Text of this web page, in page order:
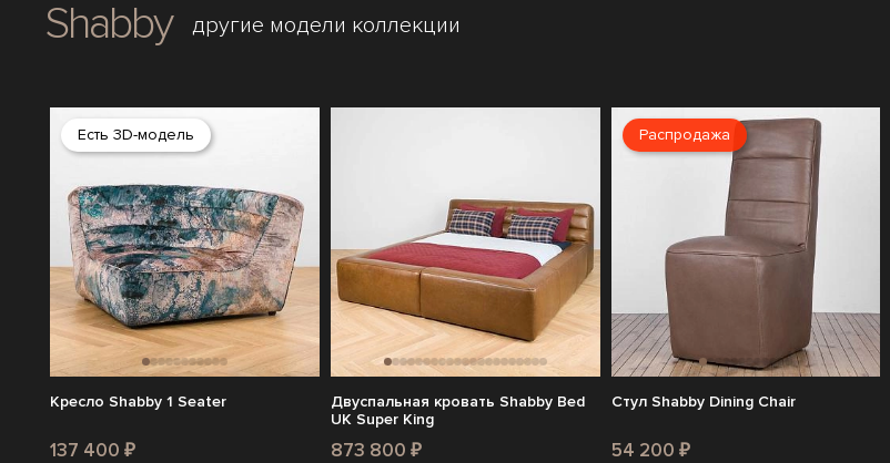
Shabby другие модели коллекции
Есть 3D-модель
Кресло Shabby 1 Seater
137 400 ₽
Двуспальная кровать Shabby Bed
UK Super King
873 800 ₽
Распродажа
Стул Shabby Dining Chair
54 200 ₽